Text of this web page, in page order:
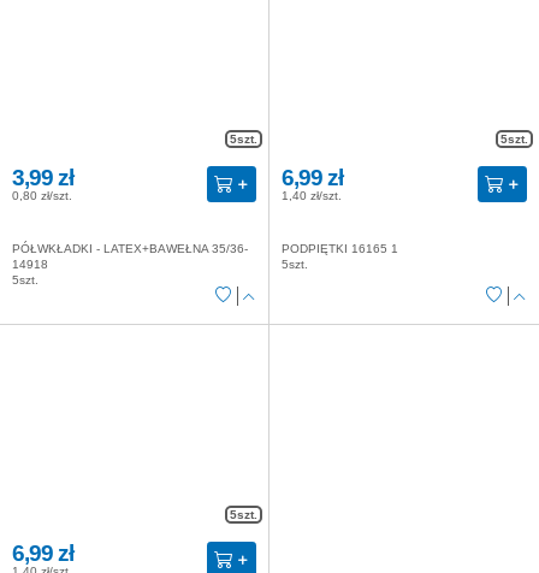
5szt.
3,99 zł
0,80 zł/szt.
PÓŁWKŁADKI - LATEX+BAWEŁNA 35/36-
14918
5szt.
5szt.
6,99 zł
1,40 zł/szt.
PODPIĘTKI 16165 1
5szt.
5szt.
6,99 zł